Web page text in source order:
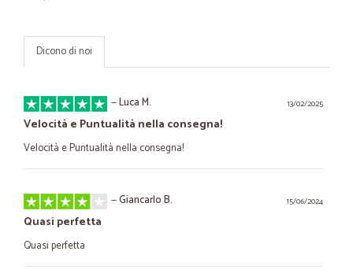
Dicono di noi
13/02/2025
—Luca M.
Velocità e Puntualità nella consegna!
Velocità e Puntualità nella consegna!
15/06/2024
—Giancarlo B.
Quasi perfetta
Quasi perfetta